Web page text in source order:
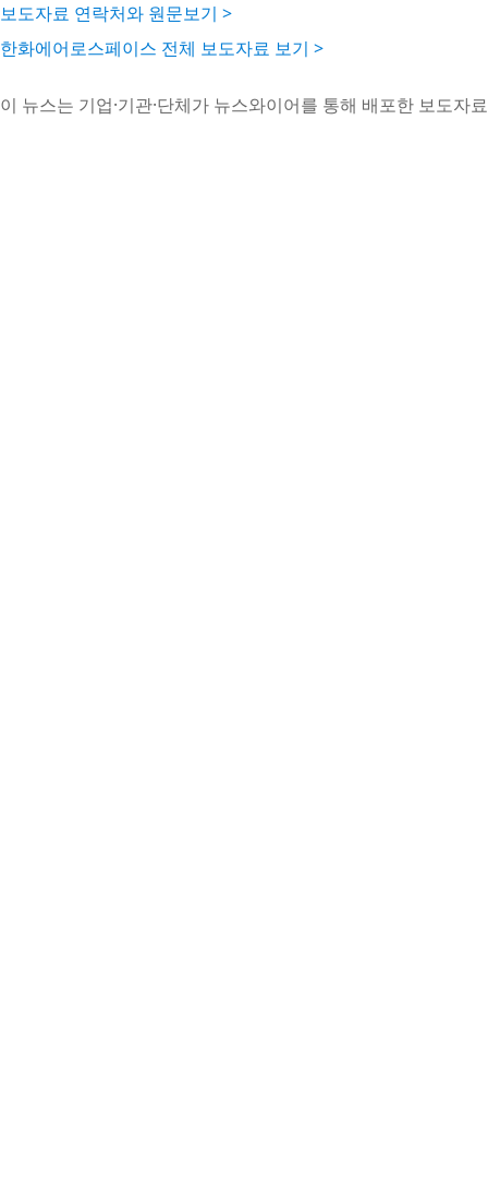
보도자료 연락처와 원문보기 >
한화에어로스페이스 전체 보도자료 보기 >
이 뉴스는 기업·기관·단체가 뉴스와이어를 통해 배포한 보도자